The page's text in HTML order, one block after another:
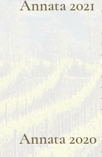
Annata 2021
Annata 2020